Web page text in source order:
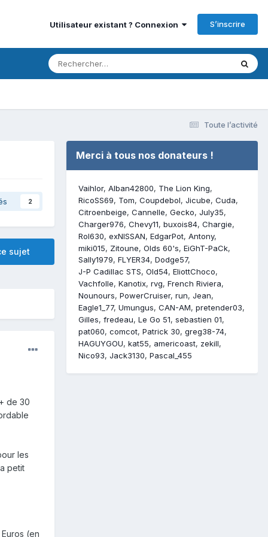
Utilisateur existant ? Connexion S’inscrire
Toute l’activité
2
sujet
de 30
les
petit
(en
Merci à tous nos donateurs !
Vaihlor Alban42800
The Lion King
RicoSS69
Tom Coupdebol Jicube Cuda
Citroenbeige Cannelle Gecko July35
Charger976 Chevy11 buxois84 Chargie
Rol630 exNISSAN EdgarPot Antony
miki015
Zitoune Olds 60's EiGhT-PaCk
Sally1979 FLYER34 Dodge57
J-P Cadillac STS Old54 EliottChoco
Vachfolle Kanotix rvg French Riviera
Nounours PowerCruiser run Jean
Eagle1_77 Umungus CAN-AM pretender03
Gilles fredeau Le Go 51 sebastien 01
pat060 comcot Patrick 30 greg38-74
HAGUYGOU kat55 americoast zekill
Nico93 Jack3130 Pascal_455